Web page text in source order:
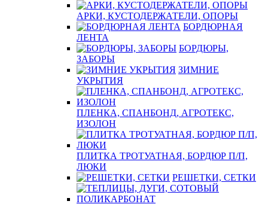
АРКИ, КУСТОДЕРЖАТЕЛИ, ОПОРЫ
БОРДЮРНАЯ
ЛЕНТА
БОРДЮРЫ,
ЗАБОРЫ
ЗИМНИЕ
УКРЫТИЯ
ПЛЕНКА, СПАНБОНД, АГРОТЕКС,
ИЗОЛОН
ПЛИТКА ТРОТУАТНАЯ, БОРДЮР П/П,
ЛЮКИ
РЕШЕТКИ, СЕТКИ